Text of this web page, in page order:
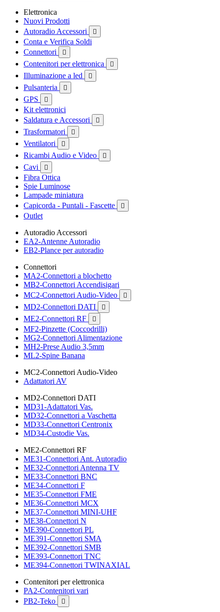
Elettronica
Nuovi Prodotti
Autoradio Accessori

Conta e Verifica Soldi
Connettori

Contenitori per elettronica 
Illuminazione a led 
Pulsanteria 
GPS 
Kit elettronici
Saldatura e Accessori

Trasformatori 
Ventilatori 
Ricambi Audio e Video 
Cavi 
Fibra Ottica
Spie Luminose
Lampade miniatura
Capicorda - Puntali - Fascette

Outlet
Autoradio Accessori
EA2-Antenne Autoradio
EB2-Plance per autoradio
Connettori
MA2-Connettori a blochetto
MB2-Connettori Accendisigari
MC2-Connettori Audio-Video

MD2-Connettori DATI 
ME2-Connettori RF 
MF2-Pinzette (Coccodrilli)
MG2-Connettori Alimentazione
MH2-Prese Audio 3,5mm
ML2-Spine Banana
MC2-Connettori Audio-Video
Adattatori AV
MD2-Connettori DATI
MD31-Adattatori Vas.
MD32-Connettori a Vaschetta
MD33-Connettori Centronix
MD34-Custodie Vas.
ME2-Connettori RF
ME31-Connettori Ant. Autoradio
ME32-Connettori Antenna TV
ME33-Connettori BNC
ME34-Connettori F
ME35-Connettori FME
ME36-Connettori MCX
ME37-Connettori MINI-UHF
ME38-Connettori N
ME390-Connettori PL
ME391-Connettori SMA
ME392-Connettori SMB
ME393-Connettori TNC
ME394-Connettori TWINAXIAL
Contenitori per elettronica
PA2-Contenitori vari
PB2-Teko
